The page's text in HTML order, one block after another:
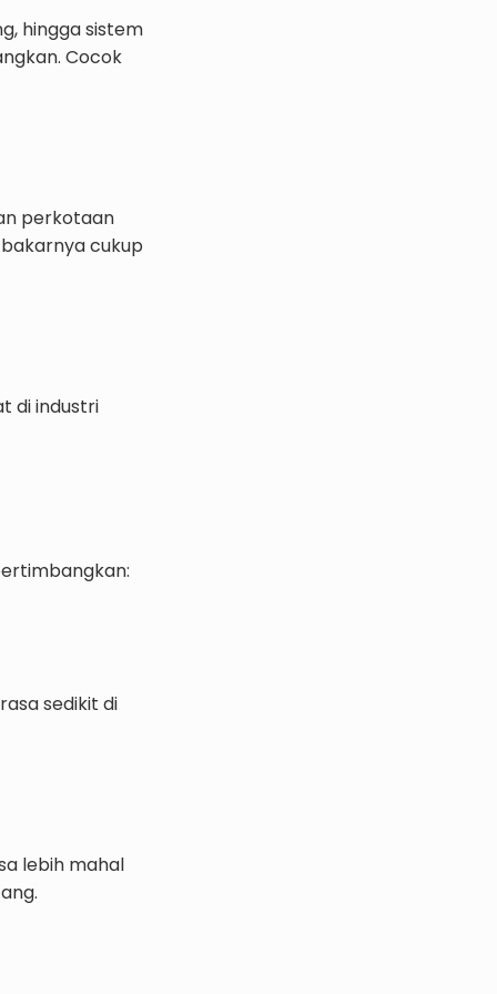
hingga sistem
Cocok
perkotaan
cukup
di industri
sedikit di
lebih mahal